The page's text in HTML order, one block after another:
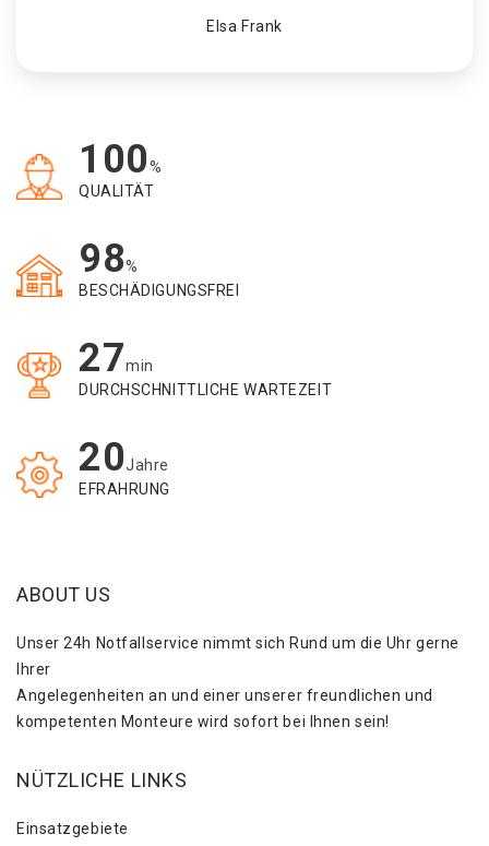
Elsa Frank
100%
QUALITÄT
98%
BESCHÄDIGUNGSFREI
27min
DURCHSCHNITTLICHE WARTEZEIT
20Jahre
EFRAHRUNG
ABOUT US
Unser 24h Notfallservice nimmt sich Rund um die Uhr gerne
Ihrer
Angelegenheiten an und einer unserer freundlichen und
kompetenten Monteure wird sofort bei Ihnen sein!
NÜTZLICHE LINKS
Einsatzgebiete